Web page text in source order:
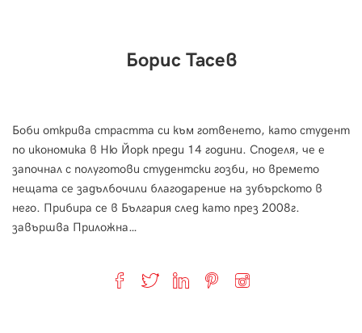
Борис Тасев
Боби открива страстта си към готвенето, като студент
по икономика в Ню Йорк преди 14 години. Споделя, че е
започнал с полуготови студентски гозби, но времето
нещата се задълбочили благодарение на зубърското в
него. Прибира се в България след като през 2008г.
завършва Приложна…